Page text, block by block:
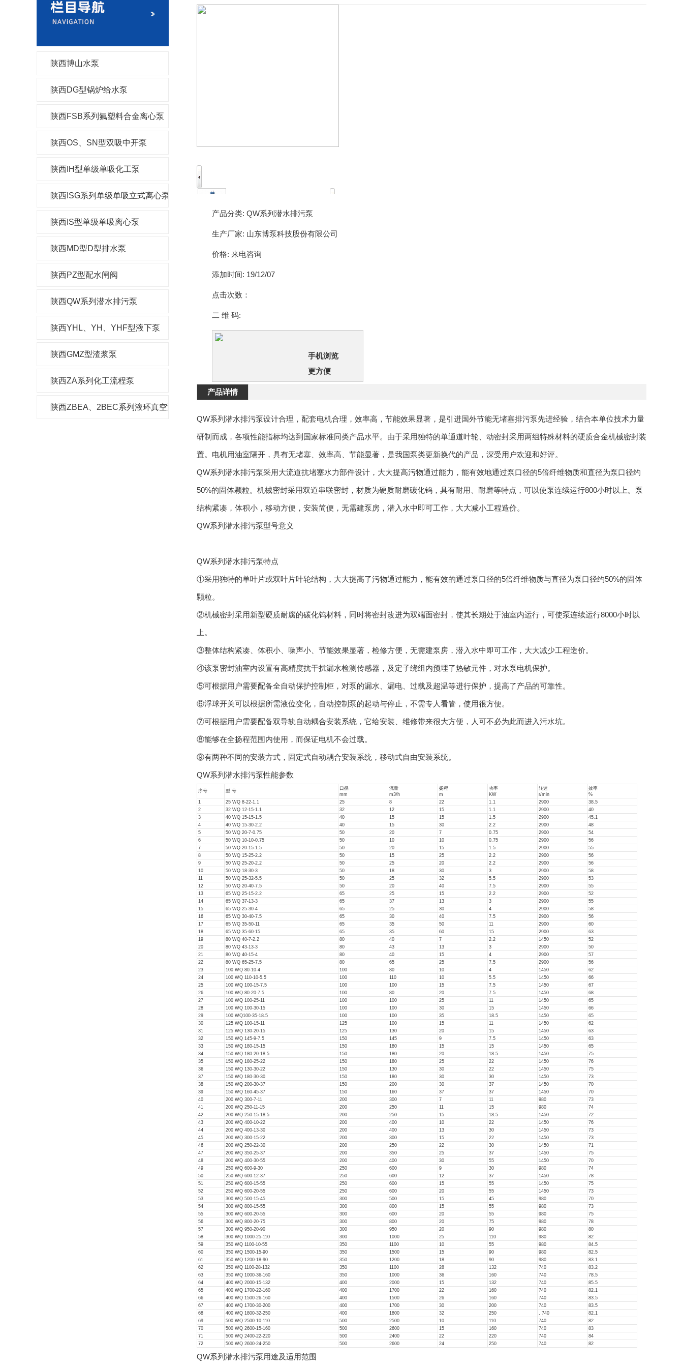
陕西博山水泵
陕西DG型锅炉给水泵
陕西FSB系列氟塑料合金离心泵
陕西OS、SN型双吸中开泵
陕西IH型单级单吸化工泵
陕西ISG系列单级单吸立式离心泵
陕西IS型单级单吸离心泵
陕西MD型D型排水泵
陕西PZ型配水闸阀
陕西QW系列潜水排污泵
陕西YHL、YH、YHF型液下泵
陕西GMZ型渣浆泵
陕西ZA系列化工流程泵
陕西ZBEA、2BEC系列液环真空泵及压缩机
产品分类: QW系列潜水排污泵
生产厂家: 山东博泵科技股份有限公司
价格: 来电咨询
添加时间: 19/12/07
点击次数：
二 维 码:
手机浏览
更方便
产品详情
QW系列潜水排污泵设计合理，配套电机合理，效率高，节能效果显著，是引进国外节能无堵塞排污泵先进经验，结合本单位技术力量
研制而成，各项性能指标均达到国家标准同类产品水平。由于采用独特的单通道叶轮、动密封采用两组特殊材料的硬质合金机械密封装
置。电机用油室隔开，具有无堵塞、效率高 、节能显著，是我国泵类更新换代的产品，深受用户欢迎和好评。
QW系列潜水排污泵采用大流道抗堵塞水力部件设计，大大提高污物通过能力，能有效地通过泵口径的5倍纤维物质和直径为泵口径约
50%的固体颗粒。机械密封采用双道串联密封，材质为硬质耐磨碳化钨，具有耐用、耐磨等特点，可以使泵连续运行800小时以上。泵
结构紧凑，体积小，移动方便，安装简便，无需建泵房，潜入水中即可工作，大大减小工程造价。
QW系列潜水排污泵型号意义
QW系列潜水排污泵特点
①采用独特的单叶片或双叶片叶轮结构，大大提高了污物通过能力，能有效的通过泵口径的5倍纤维物质与直径为泵口径约50%的固体
颗粒。
②机械密封采用新型硬质耐腐的碳化钨材料，同时将密封改进为双端面密封，使其长期处于油室内运行，可使泵连续运行8000小时以
上。
③整体结构紧凑、体积小、噪声小、节能效果显著，检修方便，无需建泵房，潜入水中即可工作，大大减少工程造价。
④该泵密封油室内设置有高精度抗干扰漏水检测传感器，及定子绕组内预埋了热敏元件，对水泵电机保护。
⑤可根据用户需要配备全自动保护控制柜，对泵的漏水、漏电、过载及超温等进行保护，提高了产品的可靠性。
⑥浮球开关可以根据所需液位变化，自动控制泵的起动与停止，不需专人看管，使用很方便。
⑦可根据用户需要配备双导轨自动耦合安装系统，它给安装、维修带来很大方便，人可不必为此而进入污水坑。
⑧能够在全扬程范围内使用，而保证电机不会过载。
⑨有两种不同的安装方式，固定式自动耦合安装系统，移动式自由安装系统。
QW系列潜水排污泵性能参数
序号 型 号
口径
mm
流量
m3/h
扬程
m
功率
KW
转速
r/min
效率
%
1
25 WQ 8-22-1.1 25 8 22 1.1 2900
38.5
2
32 WQ 12-15-1.1 32 12 15 1.1 2900
40
3
40 WQ 15-15-1.5 40 15 15 1.5 2900
45.1
4
40 WQ 15-30-2.2 40 15 30 2.2 2900
48
5
50 WQ 20-7-0.75 50 20 7 0.75 2900
54
6
50 WQ 10-10-0.75 50 10 10 0.75 2900
56
7
50 WQ 20-15-1.5 50 20 15 1.5 2900
55
8
50 WQ 15-25-2.2 50 15 25 2.2 2900
56
9
50 WQ 25-20-2.2 50 25 20 2.2 2900
56
10
50 WQ 18-30-3 50 18 30 3 2900
58
11
50 WQ 25-32-5.5 50 25 32 5.5 2900
53
12
50 WQ 20-40-7.5 50 20 40 7.5 2900
55
13
65 WQ 25-15-2.2 65 25 15 2.2 2900
52
14
65 WQ 37-13-3 65 37 13 3 2900
55
15
65 WQ 25-30-4 65 25 30 4 2900
58
16
65 WQ 30-40-7.5 65 30 40 7.5 2900
56
17
65 WQ 35-50-11 65 35 50 11 2900
60
18
65 WQ 35-60-15 65 35 60 15 2900
63
19
80 WQ 40-7-2.2 80 40 7 2.2 1450
52
20
80 WQ 43-13-3 80 43 13 3 2900
50
21
80 WQ 40-15-4 80 40 15 4 2900
57
22
80 WQ 65-25-7.5 80 65 25 7.5 2900
56
23
100 WQ 80-10-4 100 80 10 4 1450
62
24
100 WQ 110-10-5.5 100 110 10 5.5 1450
66
25
100 WQ 100-15-7.5 100 100 15 7.5 1450
67
26
100 WQ 80-20-7.5 100 80 20 7.5 1450
68
27
100 WQ 100-25-11 100 100 25 11 1450
65
28
100 WQ 100-30-15 100 100 30 15 1450
66
29
100 WQ100-35-18.5 100 100 35 18.5 1450
65
30
125 WQ 100-15-11 125 100 15 11 1450
62
31
125 WQ 130-20-15 125 130 20 15 1450
63
32
150 WQ 145-9-7.5 150 145 9 7.5 1450
63
33
150 WQ 180-15-15 150 180 15 15 1450
65
34
150 WQ 180-20-18.5 150 180 20 18.5 1450
75
35
150 WQ 180-25-22 150 180 25 22 1450
76
36
150 WQ 130-30-22 150 130 30 22 1450
75
37
150 WQ 180-30-30 150 180 30 30 1450
73
38
150 WQ 200-30-37 150 200 30 37 1450
70
39
150 WQ 160-45-37 150 160 37 37 1450
70
40
200 WQ 300-7-11 200 300 7 11 980
73
41
200 WQ 250-11-15 200 250 11 15 980
74
42
200 WQ 250-15-18.5 200 250 15 18.5 1450
72
43
200 WQ 400-10-22 200 400 10 22 1450
76
44
200 WQ 400-13-30 200 400 13 30 1450
73
45
200 WQ 300-15-22 200 300 15 22 1450
73
46
200 WQ 250-22-30 200 250 22 30 1450
71
47
200 WQ 350-25-37 200 350 25 37 1450
75
48
200 WQ 400-30-55 200 400 30 55 1450
70
49
250 WQ 600-9-30 250 600 9 30 980
74
50
250 WQ 600-12-37 250 600 12 37 1450
78
51
250 WQ 600-15-55 250 600 15 55 1450
75
52
250 WQ 600-20-55 250 600 20 55 1450
73
53
300 WQ 500-15-45 300 500 15 45 980
70
54
300 WQ 800-15-55 300 800 15 55 980
73
55
300 WQ 600-20-55 300 600 20 55 980
75
56
300 WQ 800-20-75 300 800 20 75 980
78
57
300 WQ 950-20-90 300 950 20 90 980
80
58
300 WQ 1000-25-110 300 1000 25 110 980
82
59
350 WQ 1100-10-55 350 1100 10 55 980
84.5
60
350 WQ 1500-15-90 350 1500 15 90 980
82.5
61
350 WQ 1200-18-90 350 1200 18 90 980
83.1
62
350 WQ 1100-28-132 350 1100 28 132 740
83.2
63
350 WQ 1000-36-160 350 1000 36 160 740
78.5
64
400 WQ 2000-15-132 400 2000 15 132 740
85.5
65
400 WQ 1700-22-160 400 1700 22 160 740
82.1
66
400 WQ 1500-26-160 400 1500 26 160 740
83.5
67
400 WQ 1700-30-200 400 1700 30 200 740
83.5
68
400 WQ 1800-32-250 400 1800 32 250 , 740
82.1
69
500 WQ 2500-10-110 500 2500 10 110 740
82
70
500 WQ 2600-15-160 500 2600 15 160 740
83
71
500 WQ 2400-22-220 500 2400 22 220 740
84
72
500 WQ 2600-24-250 500 2600 24 250 740 82
QW系列潜水排污泵用途及适用范围